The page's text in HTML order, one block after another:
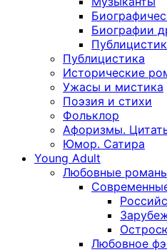
Биографии
Публицистика
Исторические
Ужасы и мистика
Поэзия и стихи
Фольклор
Афоризмы.
Юмор. Сатира
Young Adult
Любовные
Любовное